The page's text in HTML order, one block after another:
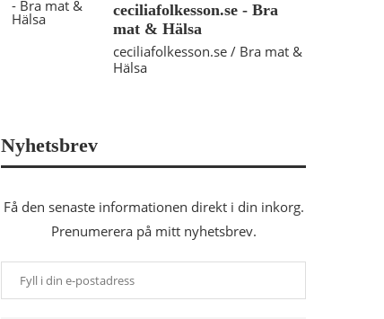
ceciliafolkesson.se - Bra
mat & Hälsa
ceciliafolkesson.se / Bra mat &
Hälsa
Nyhetsbrev
Få den senaste informationen direkt i din inkorg.
Prenumerera på mitt nyhetsbrev.